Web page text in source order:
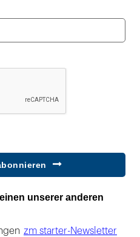
unserer anderen
zm starter-Newsletter